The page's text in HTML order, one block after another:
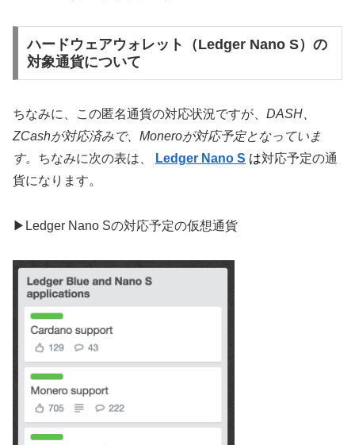
ハードウェアウォレット（Ledger Nano S）の
対象通貨について
ちなみに、この匿名通貨の対応状況ですが、 DASH、
ZCashが対応済みで、Moneroが対応予定となっていま
す。 ちなみに次の表は、 Ledger Nano S は対応予定の通
貨になります。
▶Ledger Nano Sの対応予定の仮想通貨